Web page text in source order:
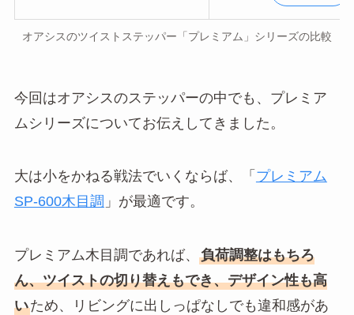
オアシスのツイストステッパー「プレミアム」シリーズの比較
今回はオアシスのステッパーの中でも、プレミア
ムシリーズについてお伝えしてきました。
大は小をかねる戦法でいくならば、「 プレミアム
SP-600木目調 」が最適です。
プレミアム木目調であれば、 負荷調整はもちろ
ん、ツイストの切り替えもでき、デザイン性も高
いため、リビングに出しっぱなしでも違和感があ